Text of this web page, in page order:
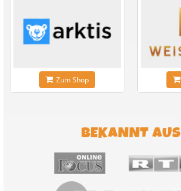
Zum Shop
BEKANNT AUS